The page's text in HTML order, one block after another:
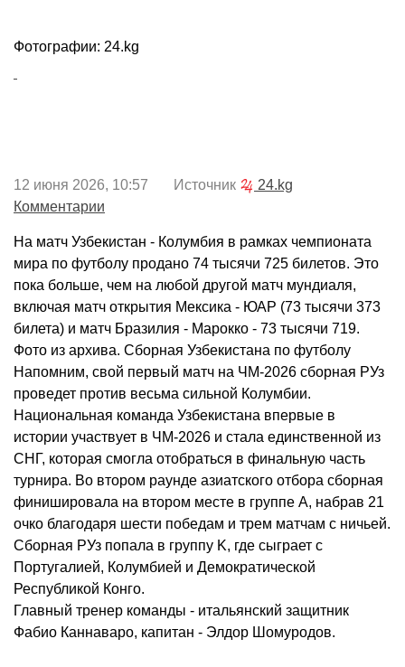
Фотографии: 24.kg
12 июня 2026, 10:57 Источник
24.kg
Комментарии
На матч Узбекистан - Колумбия в рамках чемпионата
мира по футболу продано 74 тысячи 725 билетов. Это
пока больше, чем на любой другой матч мундиаля,
включая матч открытия Мексика - ЮАР (73 тысячи 373
билета) и матч Бразилия - Марокко - 73 тысячи 719.
Фото из архива. Сборная Узбекистана по футболу
Напомним, свой первый матч на ЧМ-2026 сборная РУз
проведет против весьма сильной Колумбии.
Национальная команда Узбекистана впервые в
истории участвует в ЧМ-2026 и стала единственной из
СНГ, которая смогла отобраться в финальную часть
турнира. Во втором раунде азиатского отбора сборная
финишировала на втором месте в группе А, набрав 21
очко благодаря шести победам и трем матчам с ничьей.
Сборная РУз попала в группу K, где сыграет с
Португалией, Колумбией и Демократической
Республикой Конго.
Главный тренер команды - итальянский защитник
Фабио Каннаваро, капитан - Элдор Шомуродов.